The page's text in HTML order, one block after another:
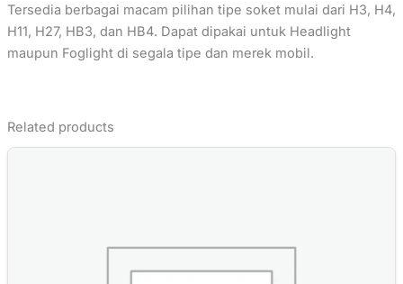
Tersedia berbagai macam pilihan tipe soket mulai dari H3, H4,
H11, H27, HB3, dan HB4. Dapat dipakai untuk Headlight
maupun Foglight di segala tipe dan merek mobil.
Related products